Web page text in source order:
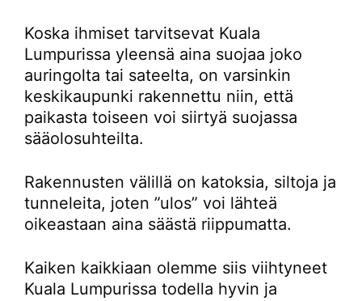
Koska ihmiset tarvitsevat Kuala
Lumpurissa yleensä aina suojaa joko
auringolta tai sateelta, on varsinkin
keskikaupunki rakennettu niin, että
paikasta toiseen voi siirtyä suojassa
sääolosuhteilta.
Rakennusten välillä on katoksia, siltoja ja
tunneleita, joten ”ulos” voi lähteä
oikeastaan aina säästä riippumatta.
Kaiken kaikkiaan olemme siis viihtyneet
Kuala Lumpurissa todella hyvin ja